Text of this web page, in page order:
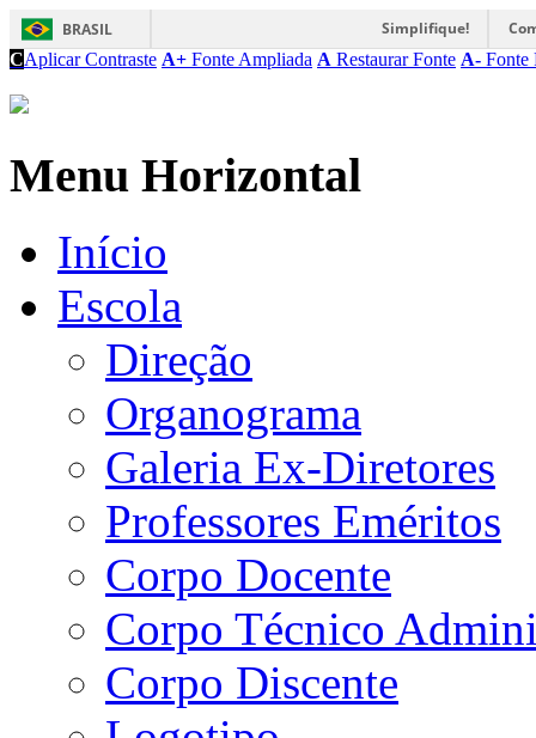
BRASIL Simplifique!
CAplicar Contraste A+ Fonte Ampliada A Restaurar Fonte A- Fonte
Menu Horizontal
Início
Escola
Direção
Organograma
Galeria Ex-Diretores
Professores Eméritos
Corpo Docente
Corpo Técnico
Corpo Discente